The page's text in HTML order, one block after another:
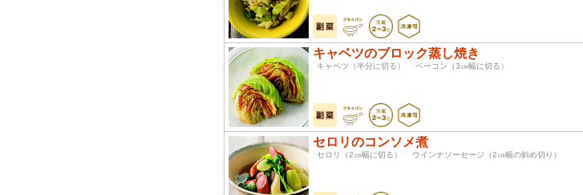
キャベツのブロック蒸し焼き
キャベツ（半分に切る） ベーコン（3㎝幅に切る）
セロリのコンソメ煮
セロリ（2㎝幅に切る） ウインナソーセージ（2㎝幅の斜め切り）